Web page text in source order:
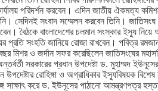
পরিদর্শন করবেন। এদিন জাতীয় ঐকমত্য
সেদিনই সংবাদ সম্মেলন করবেন তিনি।
বৈঠকে বাংলাদেশের চলমান সংস্কার ইস্যু
প্রতি সংহতি জানিয়ে রোজা রাখবেন। পবিত্র
মিশর ও জর্দান সফর করেছিলেন জাতিসংঘের
সরকারের প্রধান উপদেষ্টা ড. মুহাম্মদ
রোহিঙ্গা ও অগ্রাধিকার ইস্যুবিষয়ক
সাক্ষাৎ করে ড. ইউনূসের পাঠানো আমন্ত্রণপত্র